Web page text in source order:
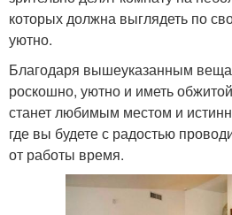
которых должна выглядеть по
уютно.
Благодаря вышеуказанным
роскошно, уютно и иметь
станет любимым местом и
где вы будете с радостью
от работы время.